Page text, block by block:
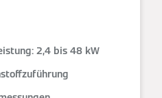
2,4 bis 48 kW